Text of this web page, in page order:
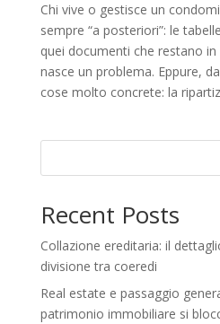
Chi vive o gestisce un
sempre “a posteriori”: le
quei documenti che restano
nasce un problema. Eppure,
cose molto concrete: la
Recent Posts
Collazione ereditaria: il
divisione tra coeredi
Real estate e passaggio
patrimonio immobiliare si